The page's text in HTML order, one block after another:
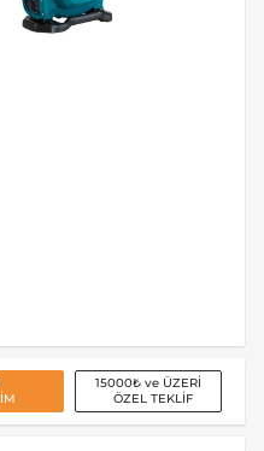
15000₺ ve ÜZERİ
ÖZEL TEKLİF